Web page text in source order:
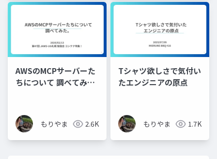
AWSのMCPサーバーた
ちについて 調べてみ
もりやま 2.6K
Tシャツ欲しさで気付い
たエンジニアの原点
もりやま 1.7K